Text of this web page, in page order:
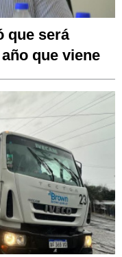
que será
que viene